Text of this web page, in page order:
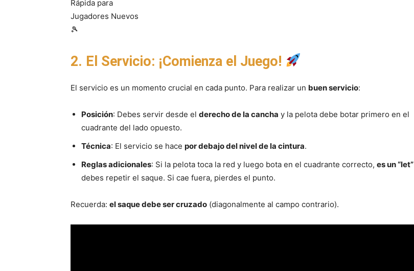
2. El Servicio: ¡Comienza el Juego!
El servicio es un momento crucial en cada punto. Para realizar un buen servicio:
Posición: Debes servir desde el derecho de la cancha y la pelota debe botar primero en el
cuadrante del lado opuesto.
Técnica: El servicio se hace por debajo del nivel de la cintura.
Reglas adicionales: Si la pelota toca la red y luego bota en el cuadrante correcto, es un “let”
debes repetir el saque. Si cae fuera, pierdes el punto.
Recuerda: el saque debe ser cruzado (diagonalmente al campo contrario).